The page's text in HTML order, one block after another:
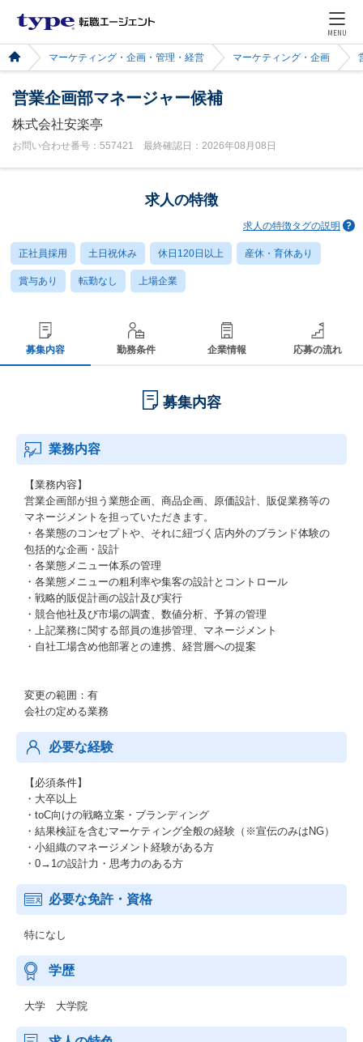
MENU
マーケティング・企画・管理・経営 マーケティング・企画
営業企画部マネージャー候補
株式会社安楽亭
お問い合わせ番号：557421 最終確認日：2026年08月08日
求人の特徴
求人の特徴タグの説明
正社員採用 土日祝休み 休日120日以上 産休・育休あり
賞与あり 転勤なし 上場企業
募集内容 勤務条件 企業情報 応募の流れ
募集内容
業務内容
【業務内容】
営業企画部が担う業態企画、商品企画、原価設計、販促業務等の
マネージメントを担っていただきます。
・各業態のコンセプトや、それに紐づく店内外のブランド体験の
包括的な企画・設計
・各業態メニュー体系の管理
・各業態メニューの粗利率や集客の設計とコントロール
・戦略的販促計画の設計及び実行
・競合他社及び市場の調査、数値分析、予算の管理
・上記業務に関する部員の進捗管理、マネージメント
・自社工場含め他部署との連携、経営層への提案
変更の範囲：有
会社の定める業務
必要な経験
【必須条件】
・大卒以上
・toC向けの戦略立案・ブランディング
・結果検証を含むマーケティング全般の経験（※宣伝のみはNG）
・小組織のマネージメント経験がある方
・0→1の設計力・思考力のある方
必要な免許・資格
特になし
学歴
大学 大学院